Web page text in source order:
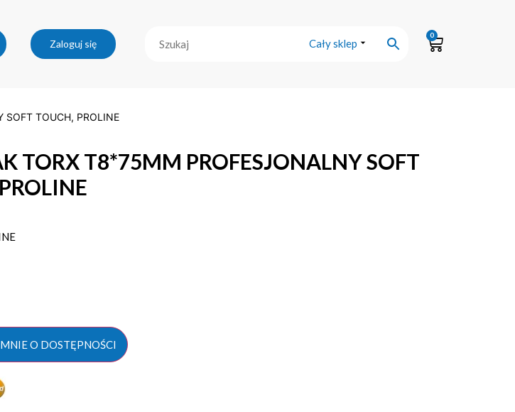
Zaloguj się Cały sklep
0
SOFT TOUCH, PROLINE
TORX T8*75MM PROFESJONALNY SOFT
O DOSTĘPNOŚCI